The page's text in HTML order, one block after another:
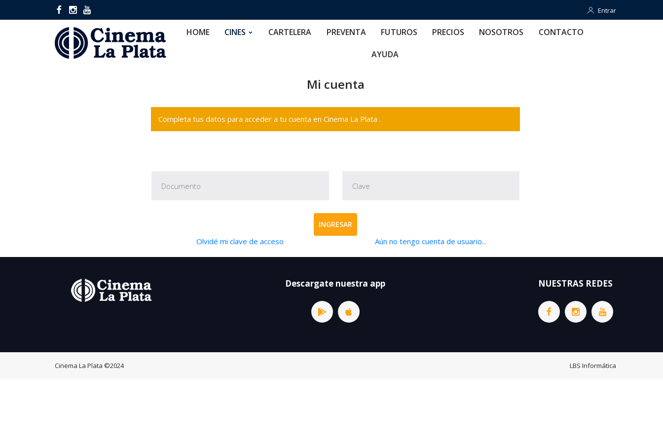
Entrar
Entrar
HOME CINES CARTELERA PREVENTA FUTUROS PRECIOS NOSOTROS CONTACTO
AYUDA
Mi cuenta
Completa tus datos para acceder a tu cuenta en Cinema La Plata .
INGRESAR
Olvidé mi clave de acceso Aún no tengo cuenta de usuario...
Descargate nuestra app NUESTRAS REDES
Cinema La Plata ©2024 LBS Informática